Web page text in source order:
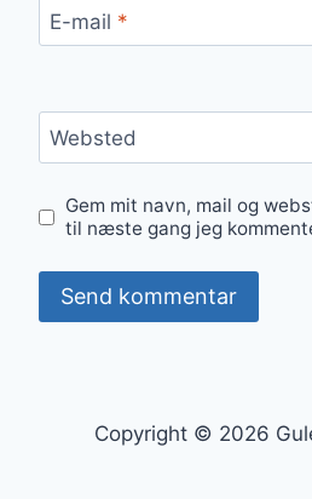
E-mail *
Websted
Gem mit navn, mail og
til næste gang jeg
Copyright © 2026